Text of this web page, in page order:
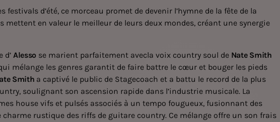
d’été, ce morceau promet de devenir l’hymne de la fête de la
mettent en valeur le meilleur de leurs deux mondes, créant une synergie
d’ Alesso se marient parfaitement avecla voix country soul de Nate Smith
mélange les genres garantit de faire battre le cœur et bouger les pieds
Smith a captivé le public de Stagecoach et a battu le record de la plus
soulignant son ascension rapide dans l’industrie musicale. La
house vifs et pulsés associés à un tempo fougueux, fusionnant des
charme rustique des riffs de guitare country. Ce mélange offre un son frais